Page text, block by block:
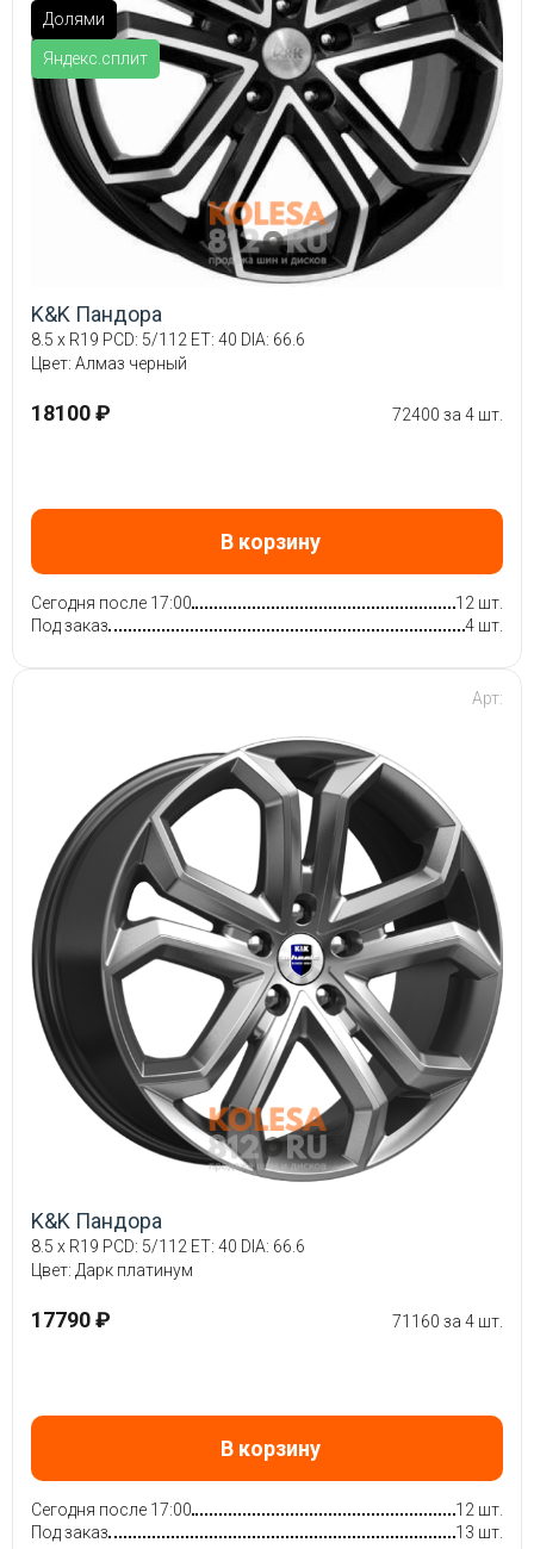
Долями
Яндекс.сплит
K&K Пандора
8.5 x R19 PCD: 5/112 ET: 40 DIA: 66.6
Цвет: Алмаз черный
18100 ₽ 72400 за 4 шт.
В корзину
Сегодня после 17:00
12 шт.
Под заказ
4 шт.
Арт:
K&K Пандора
8.5 x R19 PCD: 5/112 ET: 40 DIA: 66.6
Цвет: Дарк платинум
17790 ₽ 71160 за 4 шт.
В корзину
Сегодня после 17:00
12 шт.
Под заказ
13 шт.